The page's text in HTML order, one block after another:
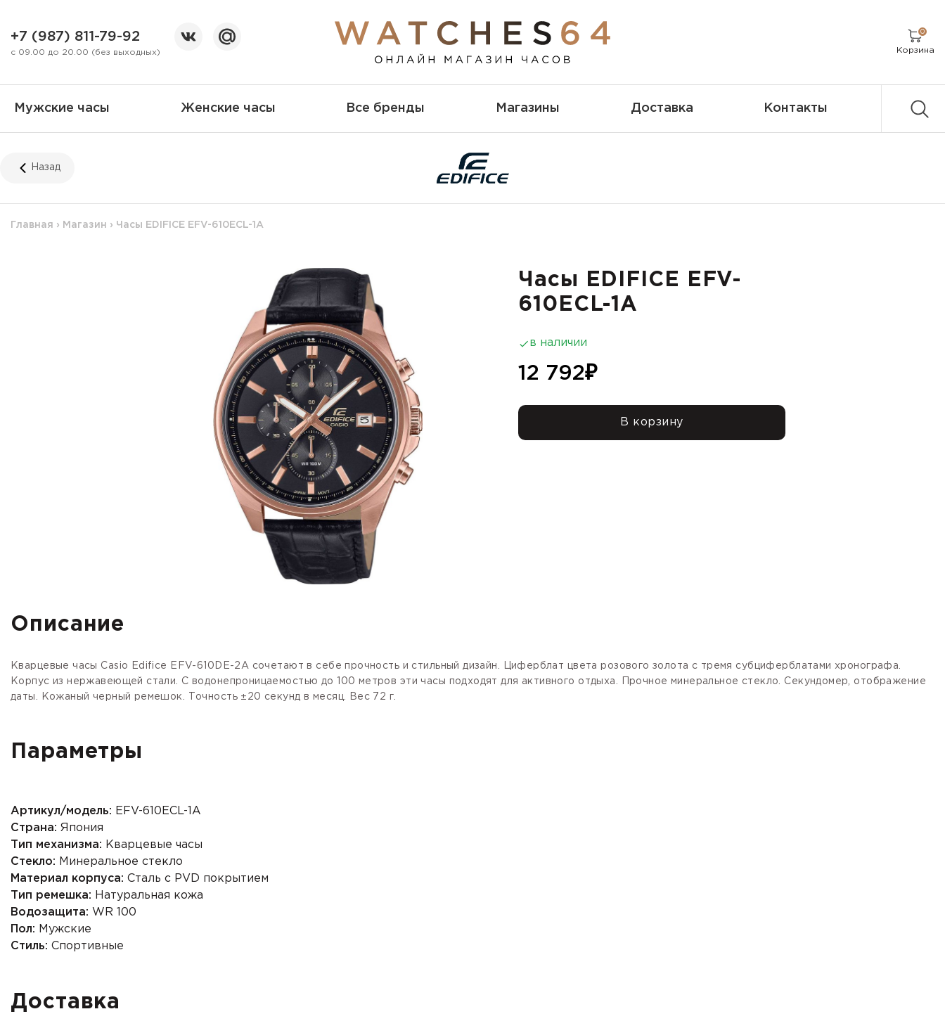
+7 (987) 811-79-92
с 09.00 до 20.00 (без выходных)
0
Корзина
Мужские часы Женские часы Все бренды Магазины Доставка Контакты
Назад
Главная › Магазин › Часы EDIFICE EFV-610ECL-1A
Часы EDIFICE EFV-
610ECL-1A
в наличии
12 792₽
В корзину
Описание
Кварцевые часы Casio Edifice EFV-610DE-2A сочетают в себе прочность и стильный дизайн. Циферблат цвета розового золота с тремя субциферблатами хронографа.
Корпус из нержавеющей стали. С водонепроницаемостью до 100 метров эти часы подходят для активного отдыха. Прочное минеральное стекло. Секундомер, отображение
даты. Кожаный черный ремешок. Точность ±20 секунд в месяц. Вес 72 г.
Параметры
Артикул/модель: EFV-610ECL-1A
Страна: Япония
Тип механизма: Кварцевые часы
Стекло: Минеральное стекло
Материал корпуса: Сталь с PVD покрытием
Тип ремешка: Натуральная кожа
Водозащита: WR 100
Пол: Мужские
Стиль: Спортивные
Доставка